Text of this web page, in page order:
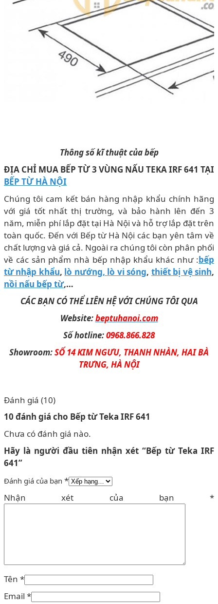
Thông số kĩ thuật của bếp
ĐỊA CHỈ MUA BẾP TỪ 3 VÙNG NẤU TEKA IRF 641 TẠI
BẾP TỪ HÀ NỘI
Chúng tôi cam kết bán hàng nhập khẩu chính hãng
với giá tốt nhất thị trường, và bảo hành lên đến 3
năm, miễn phí lắp đặt tại Hà Nội và hỗ trợ lắp đặt trên
toàn quốc. Đến với Bếp từ Hà Nội các bạn yên tâm về
chất lượng và giá cả. Ngoài ra chúng tôi còn phân phối
về các sản phẩm nhà bếp nhập khẩu khác như :bếp
từ nhập khẩu, lò nướng, lò vi sóng, thiết bị vệ sinh,
nồi nấu bếp từ,…
CÁC BẠN CÓ THỂ LIÊN HỆ VỚI CHÚNG TÔI QUA
Website:beptuhanoi.com
Số hotline:0968.866.828
Showroom:SỐ 14 KIM NGƯU, THANH NHÀN, HAI BÀ
TRƯNG, HÀ NỘI
Đánh giá (10)
10 đánh giá cho Bếp từ Teka IRF 641
Chưa có đánh giá nào.
Hãy là người đầu tiên nhận xét “Bếp từ Teka IRF
641”
Đánh giá của bạn *
Nhận xét của bạn *
Tên *
Email *